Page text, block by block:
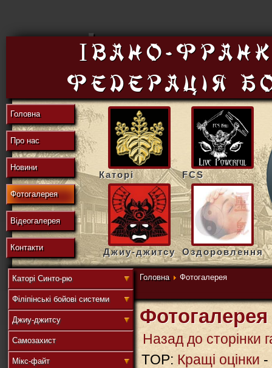
東
の
地
域
連
盟
Івано-
федерацiя
Головна
Про нас
Новини
Фотогалерея
Відеогалерея
Контакти
Каторі FCS
Джиу-джитсу Оздоровлення
Головна Фотогалерея
Каторі Синто-рю
Філіпінські бойові системи
Джиу-джитсу
Самозахист
Мікс-файт
Фотогалерея
Назад до сторінки
TOP: Кращі оцінки -